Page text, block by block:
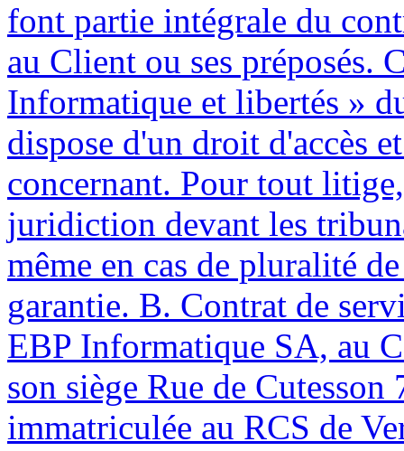
font partie intégrale du
au Client ou ses préposés.
Informatique et libertés »
dispose d'un droit d'accès
concernant. Pour tout
juridiction devant les
même en cas de pluralité
garantie. B. Contrat de
EBP Informatique SA, au
son siège Rue de
immatriculée au RCS de